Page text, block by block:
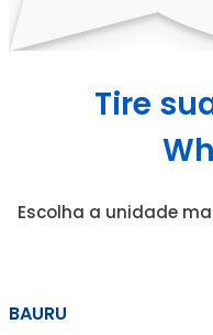
Tire
Escolha a unidade
BAURU